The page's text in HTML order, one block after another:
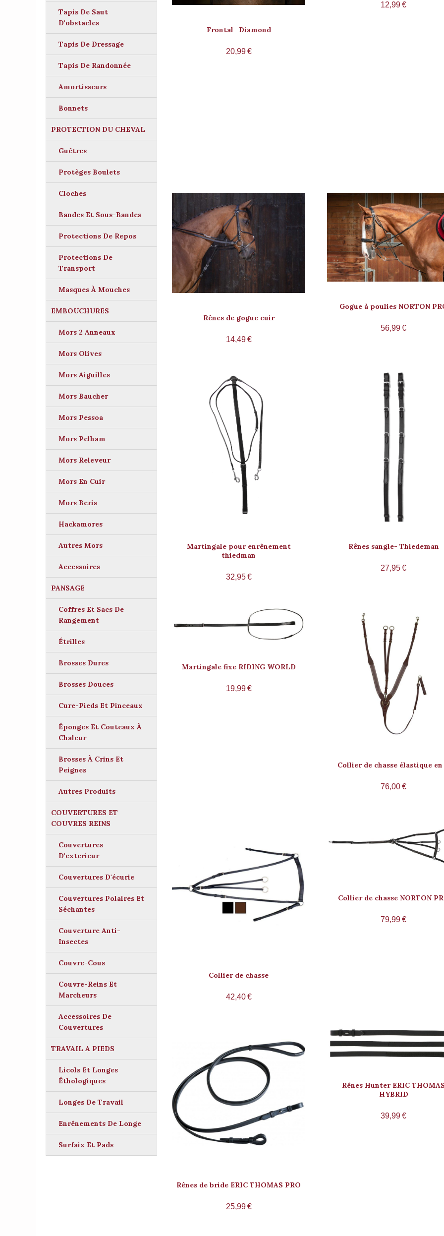
Tapis De Saut
D'obstacles
Tapis De Dressage
Tapis De Randonnée
Amortisseurs
Bonnets
PROTECTION DU CHEVAL
Guêtres
Protèges Boulets
Cloches
Bandes Et Sous-Bandes
Protections De Repos
Protections De
Transport
Masques À Mouches
EMBOUCHURES
Mors 2 Anneaux
Mors Olives
Mors Aiguilles
Mors Baucher
Mors Pessoa
Mors Pelham
Mors Releveur
Mors En Cuir
Mors Beris
Hackamores
Autres Mors
Accessoires
PANSAGE
Coffres Et Sacs De
Rangement
Étrilles
Brosses Dures
Brosses Douces
Cure-Pieds Et Pinceaux
Éponges Et Couteaux À
Chaleur
Brosses À Crins Et
Peignes
Autres Produits
COUVERTURES ET
COUVRES REINS
Couvertures
D'exterieur
Couvertures D'écurie
Couvertures Polaires Et
Séchantes
Couverture Anti-
Insectes
Couvre-Cous
Couvre-Reins Et
Marcheurs
Accessoires De
Couvertures
TRAVAIL A PIEDS
Licols Et Longes
Éthologiques
Longes De Travail
Enrênements De Longe
Surfaix Et Pads
Frontal- Diamond
20,99€
12,99€
Rênes de gogue cuir
14,49€
Gogue à poulies NORTON
56,99€
Martingale pour enrênement
thiedman
32,95€
Rênes sangle- Thiedeman
27,95€
Martingale fixe RIDING WORLD
19,99€
Collier de chasse élastique en
76,00€
Collier de chasse
42,40€
Collier de chasse NORTON
79,99€
Rênes de bride ERIC THOMAS PRO
25,99€
Rênes Hunter ERIC
HYBRID
39,99€